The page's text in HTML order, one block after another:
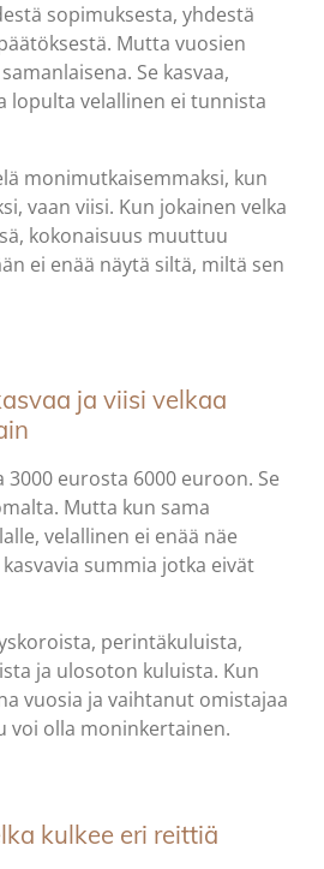
sopimuksesta, yhdestä
Mutta vuosien
Se kasvaa,
lopulta velallinen ei tunnista
monimutkaisemmaksi, kun
vaan viisi. Kun jokainen velka
kokonaisuus muuttuu
ei enää näytä siltä, miltä sen
ja viisi velkaa
3000 eurosta 6000 euroon. Se
Mutta kun sama
velallinen ei enää näe
summia jotka eivät
perintäkuluista,
ja ulosoton kuluista. Kun
vuosia ja vaihtanut omistajaa
voi olla moninkertainen.
kulkee eri reittiä